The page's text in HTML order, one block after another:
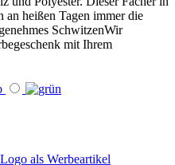
an heißen Tagen immer die
SchwitzenWir
mit Ihrem